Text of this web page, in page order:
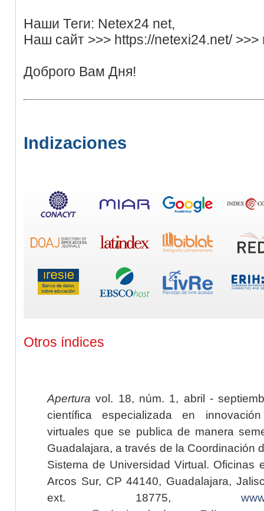
Наши Теги: Netex24 net,
Наш сайт >>> https://netexi24.net/ >>>
Доброго Вам Дня!
Indizaciones
Otros índices
Apertura vol. 18, núm. 1, abril -
científica especializada en
virtuales que se publica de manera
Guadalajara, a través de la Coordinación
Sistema de Universidad Virtual. Oficinas
Arcos Sur, CP 44140, Guadalajara,
ext. 18775,